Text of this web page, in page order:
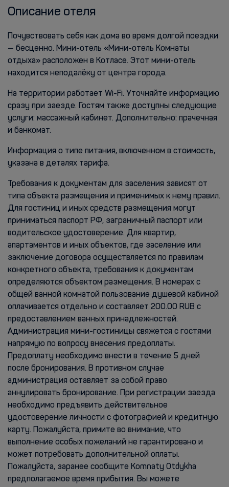
Описание отеля
Почувствовать себя как дома во время долгой поездки
— бесценно. Мини-отель «Мини-отель Комнаты
отдыха» расположен в Котласе. Этот мини-отель
находится неподалёку от центра города.
На территории работает Wi-Fi. Уточняйте информацию
сразу при заезде. Гостям также доступны следующие
услуги: массажный кабинет. Дополнительно: прачечная
и банкомат.
Информация о типе питания, включенном в стоимость,
указана в деталях тарифа.
Требования к документам для заселения зависят от
типа объекта размещения и применимых к нему правил.
Для гостиниц и иных средств размещения могут
приниматься паспорт РФ, заграничный паспорт или
водительское удостоверение. Для квартир,
апартаментов и иных объектов, где заселение или
заключение договора осуществляется по правилам
конкретного объекта, требования к документам
определяются объектом размещения. В номерах с
общей ванной комнатой пользование душевой кабиной
оплачивается отдельно и составляет 200.00 RUB с
предоставлением ванных принадлежностей.
Администрация мини-гостиницы свяжется с гостями
напрямую по вопросу внесения предоплаты.
Предоплату необходимо внести в течение 5 дней
после бронирования. В противном случае
администрация оставляет за собой право
аннулировать бронирование. При регистрации заезда
необходимо предъявить действительное
удостоверение личности с фотографией и кредитную
карту. Пожалуйста, примите во внимание, что
выполнение особых пожеланий не гарантировано и
может потребовать дополнительной оплаты.
Пожалуйста, заранее сообщите Komnaty Otdykha
предполагаемое время прибытия. Вы можете